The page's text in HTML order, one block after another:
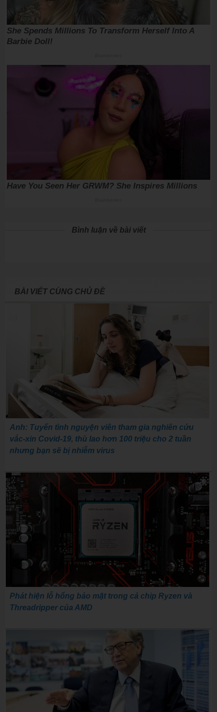
Bình luận về bài viết
BÀI VIẾT CÙNG CHỦ ĐỀ
Anh: Tuyển tình nguyện viên tham gia nghiên cứu
vắc-xin Covid-19, thù lao hơn 100 triệu cho 2 tuần
nhưng bạn sẽ bị nhiễm virus
Phát hiện lỗ hổng bảo mật trong cả chip Ryzen và
Threadripper của AMD